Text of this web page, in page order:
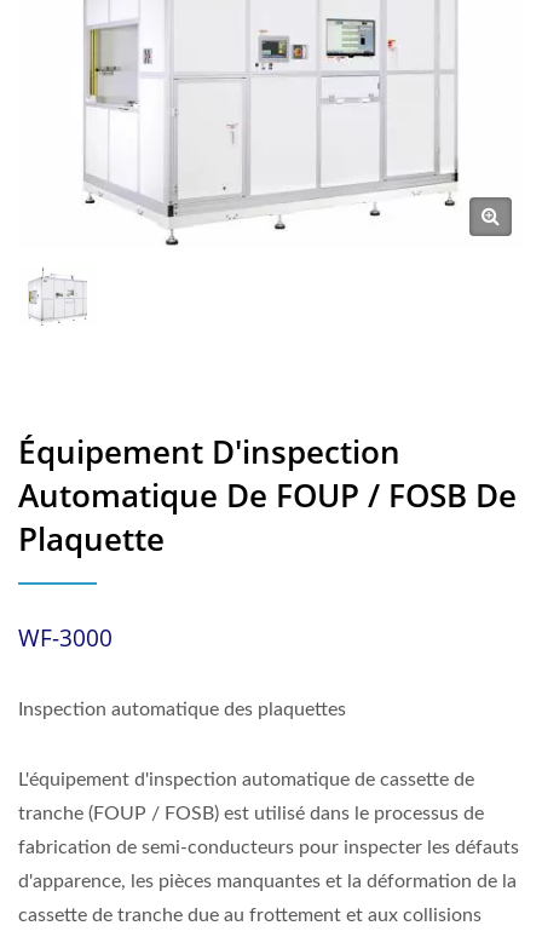
Équipement D'inspection
Automatique De FOUP / FOSB De
Plaquette
WF-3000
Inspection automatique des plaquettes
L'équipement d'inspection automatique de cassette de
tranche (FOUP / FOSB) est utilisé dans le processus de
fabrication de semi-conducteurs pour inspecter les défauts
d'apparence, les pièces manquantes et la déformation de la
cassette de tranche due au frottement et aux collisions